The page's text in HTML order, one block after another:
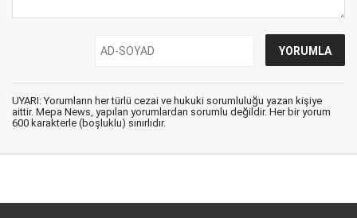
UYARI: Yorumların her türlü cezai ve hukuki sorumluluğu yazan kişiye
aittir. Mepa News, yapılan yorumlardan sorumlu değildir. Her bir yorum
600 karakterle (boşluklu) sınırlıdır.